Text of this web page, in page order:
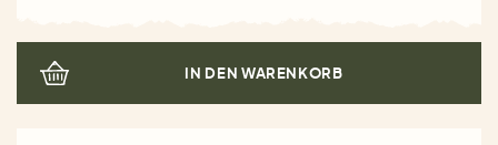
IN DEN WARENKORB